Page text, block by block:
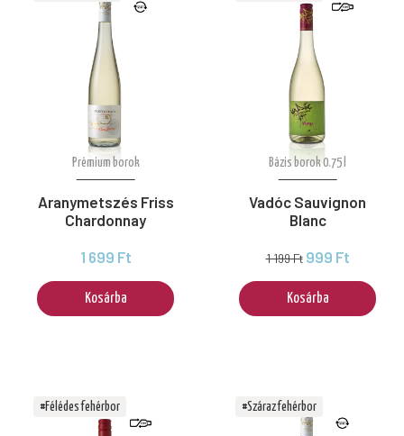
Prémium borok
Aranymetszés Friss
Chardonnay
1 699 Ft
Kosárba
Bázis borok 0.75 l
Vadóc Sauvignon
Blanc
1 199 Ft 999 Ft
Kosárba
#Félédes fehérbor #Száraz fehérbor